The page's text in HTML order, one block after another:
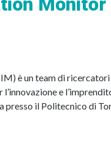
è un team di
l’innovazione e
presso il Politecnico di